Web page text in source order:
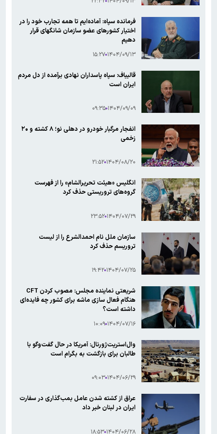
فرمانده سپاه: آماده‌ایم تا همه تجارب خود را در
اختیار کشور‌های عضو سازمان شانگهای قرار
دهیم
۱۴۰۴/۰۹/۱۳ ۱۵:۲۷
قالیباف: سپاه پاسداران نهادی برآمده از دل مردم
ایران است
۱۴۰۴/۰۹/۰۹ ۰۹:۳۵
انفجار مرگبار خودرو در دهلی نو؛ ۸ کشته و ۲۰
زخمی
۱۴۰۴/۰۸/۲۰ ۲۱:۵۲
انگلیس «هیئت تحریرالشام» را از فهرست
گروه‌های تروریستی حذف کرد
۱۴۰۴/۰۷/۲۹ ۲۳:۵۲
سازمان ملل نام احمدالشرع را از لیست
تروریسم حذف کرد
۱۴۰۴/۰۷/۲۵ ۱۹:۴۲
شریعتی نماینده مجلس: مصوب کردن CFT
هنگام فعال سازی ماشه برای کشور چه فایده‌ای
داشته است؟
۱۴۰۴/۰۷/۱۶ ۱۰:۰۹
وال‌استریت‌ژورنال: آمریکا در حال گفت‌وگو با
طالبان برای بازگشت به بگرام است
۱۴۰۴/۰۶/۲۹ ۰۹:۰۳
عراق از کشته شدن عامل بمب‌گذاری در سفارت
ایران در لبنان خبر داد
۱۴۰۴/۰۶/۲۸ ۱۸:۵۳